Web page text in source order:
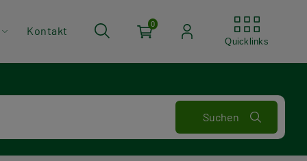
Kontakt
0
Quicklinks